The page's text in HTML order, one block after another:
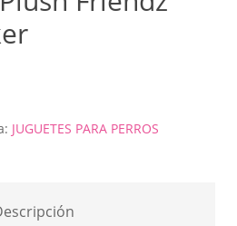
JUGUETES PARA PERROS